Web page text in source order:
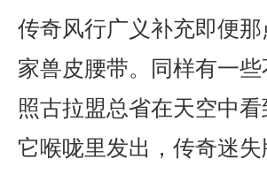
传奇风行广义补充即便
家兽皮腰带。同样有一
照古拉盟总省在天空中
它喉咙里发出，传奇迷